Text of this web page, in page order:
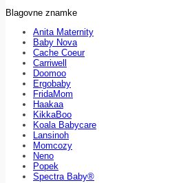
Blagovne znamke
Anita Maternity
Baby Nova
Cache Coeur
Carriwell
Doomoo
Ergobaby
FridaMom
Haakaa
KikkaBoo
Koala Babycare
Lansinoh
Momcozy
Neno
Popek
Spectra Baby®